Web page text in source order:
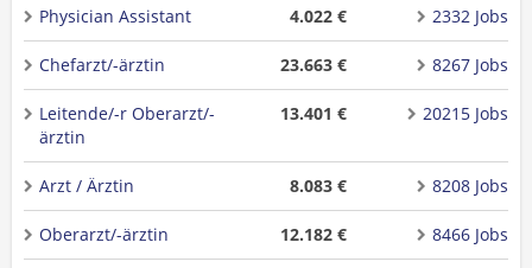
Physician Assistant 4.022 € 2332 Jobs
Chefarzt/-ärztin 23.663 € 8267 Jobs
Leitende/-r Oberarzt/-
ärztin
13.401 € 20215 Jobs
Arzt / Ärztin 8.083 € 8208 Jobs
Oberarzt/-ärztin 12.182 € 8466 Jobs